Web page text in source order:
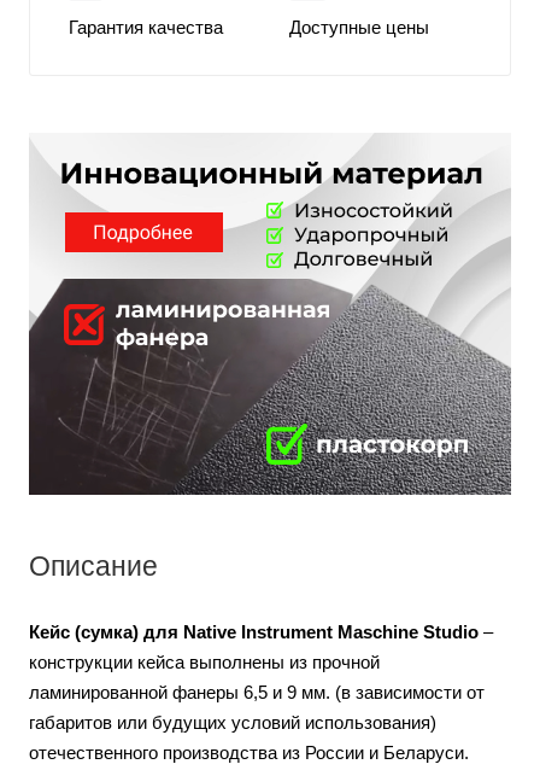
Гарантия качества Доступные цены
Описание
Кейс (сумка) для Native Instrument Maschine Studio –
конструкции кейса выполнены из прочной
ламинированной фанеры 6,5 и 9 мм. (в зависимости от
габаритов или будущих условий использования)
отечественного производства из России и Беларуси.